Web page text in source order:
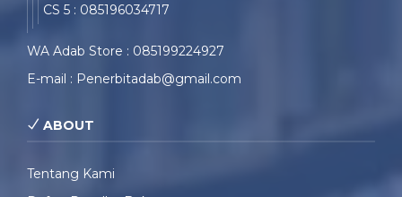
CS 5 : 085196034717
WA Adab Store : 085199224927
E-mail : Penerbitadab@gmail.com
ABOUT
Tentang Kami